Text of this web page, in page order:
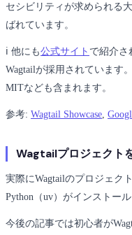
セシビリティが求められる
ばれています。
ℹ 他にも公式サイト で紹介さ
Wagtailが採用されています。
MITなども含まれます。
参考: Wagtail Showcase
Wagtailプロジェクト
実際にWagtailのプロジェク
Python（uv）がインストー
今後の記事では初心者が